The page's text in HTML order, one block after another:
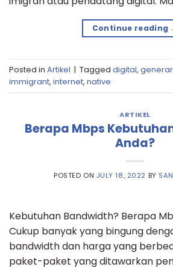
Continue reading
Posted in Artikel | Tagged digital,
immigrant, internet, native
ARTIKEL
Berapa Mbps
Anda?
POSTED ON JULY 18, 2022 BY
Kebutuhan Bandwidth? Berapa
Cukup banyak yang bingung
bandwidth dan harga yang
paket-paket yang ditawarkan